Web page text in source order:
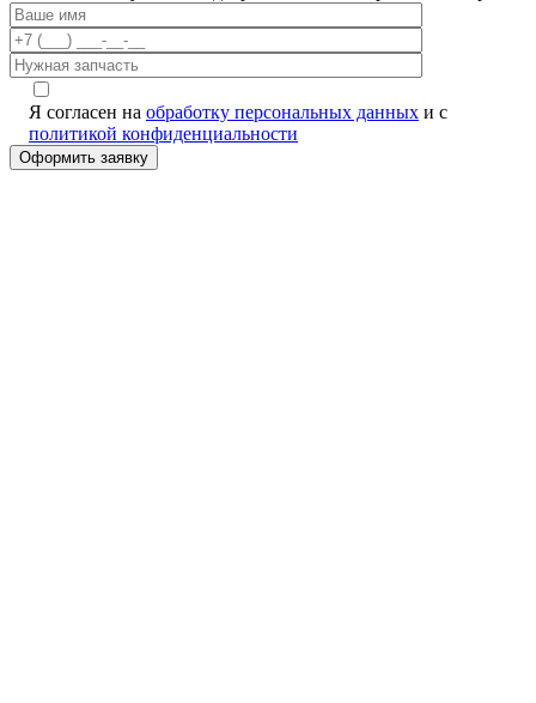
Я согласен на обработку персональных данных и с
политикой конфиденциальности